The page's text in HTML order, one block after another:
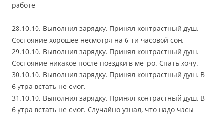
работе.
28.10.10. Выполнил зарядку. Принял контрастный душ.
Состояние хорошее несмотря на 6-ти часовой сон.
29.10.10. Выполнил зарядку. Принял контрастный душ.
Состояние никакое после поездки в метро. Спать хочу.
30.10.10. Выполнил зарядку. Принял контрастный душ. В
6 утра встать не смог.
31.10.10. Выполнил зарядку. Принял контрастный душ. В
6 утра встать не смог. Случайно узнал, что надо часы